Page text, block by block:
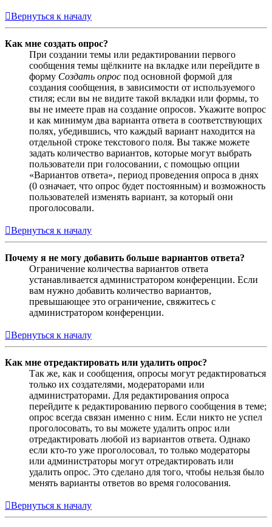
Вернуться к началу
Как мне создать опрос?
При создании темы или редактировании первого
сообщения темы щёлкните на вкладке или перейдите в
форму Создать опрос под основной формой для
создания сообщения, в зависимости от используемого
стиля; если вы не видите такой вкладки или формы, то
вы не имеете прав на создание опросов. Укажите вопрос
и как минимум два варианта ответа в соответствующих
полях, убедившись, что каждый вариант находится на
отдельной строке текстового поля. Вы также можете
задать количество вариантов, которые могут выбрать
пользователи при голосовании, с помощью опции
«Вариантов ответа», период проведения опроса в днях
(0 означает, что опрос будет постоянным) и возможность
пользователей изменять вариант, за который они
проголосовали.
Вернуться к началу
Почему я не могу добавить больше вариантов ответа?
Ограничение количества вариантов ответа
устанавливается администратором конференции. Если
вам нужно добавить количество вариантов,
превышающее это ограничение, свяжитесь с
администратором конференции.
Вернуться к началу
Как мне отредактировать или удалить опрос?
Так же, как и сообщения, опросы могут редактироваться
только их создателями, модераторами или
администраторами. Для редактирования опроса
перейдите к редактированию первого сообщения в теме;
опрос всегда связан именно с ним. Если никто не успел
проголосовать, то вы можете удалить опрос или
отредактировать любой из вариантов ответа. Однако
если кто-то уже проголосовал, то только модераторы
или администраторы могут отредактировать или
удалить опрос. Это сделано для того, чтобы нельзя было
менять варианты ответов во время голосования.
Вернуться к началу